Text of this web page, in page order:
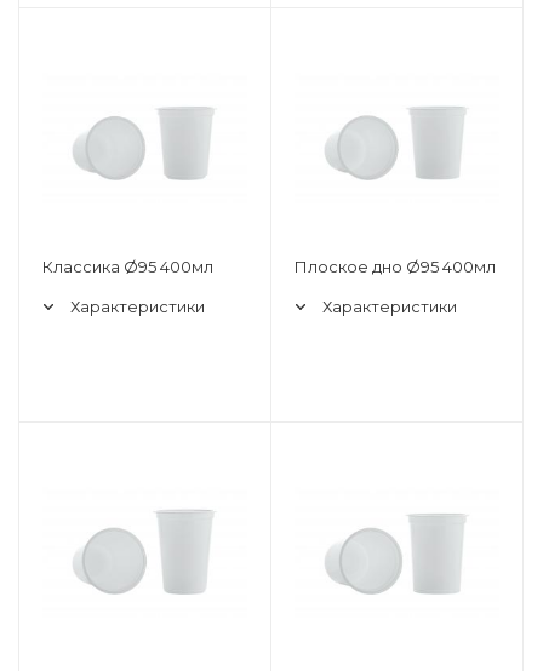
Классика Ø95 400мл
Характеристики
Плоское дно Ø95 400мл
Характеристики